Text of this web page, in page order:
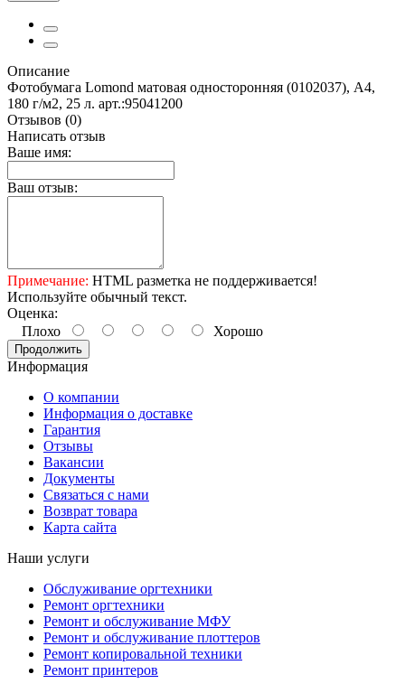
Описание
Фотобумага Lomond матовая односторонняя (0102037), A4,
180 г/м2, 25 л. арт.:95041200
Отзывов (0)
Написать отзыв
Ваше имя:
Ваш отзыв:
Примечание: HTML разметка не поддерживается!
Используйте обычный текст.
Оценка:
Плохо
Хорошо
Продолжить
Информация
О компании
Информация о доставке
Гарантия
Отзывы
Вакансии
Документы
Связаться с нами
Возврат товара
Карта сайта
Наши услуги
Обслуживание оргтехники
Ремонт оргтехники
Ремонт и обслуживание МФУ
Ремонт и обслуживание плоттеров
Ремонт копировальной техники
Ремонт принтеров